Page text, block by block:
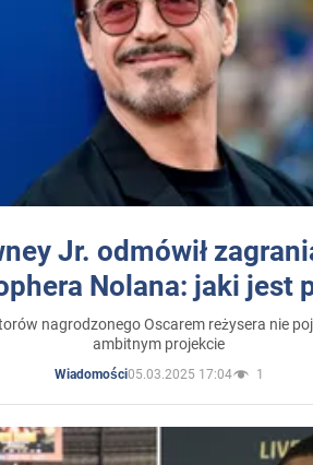
Jr. odmówił
Nolana: jaki jest
nagrodzonego Oscarem reżysera nie
ambitnym projekcie
Wiadomości05.03.2025 17:04 1